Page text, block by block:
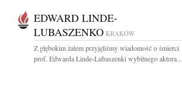
EDWARD LINDE-
LUBASZENKO KRAKÓW
Z głębokim żalem przyjęliśmy wiadomość o śmierci
prof. Edwarda Linde-Lubaszenki wybitnego aktora...